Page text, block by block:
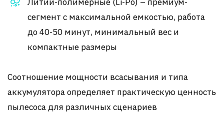
сегмент с максимальной емкостью, работа
до 40-50 минут, минимальный вес и
компактные размеры
Соотношение мощности всасывания и типа
аккумулятора определяет практическую ценность
пылесоса для различных сценариев